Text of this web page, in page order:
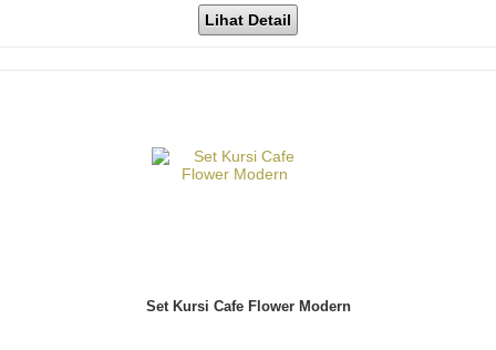
Lihat Detail
Set Kursi Cafe Flower Modern